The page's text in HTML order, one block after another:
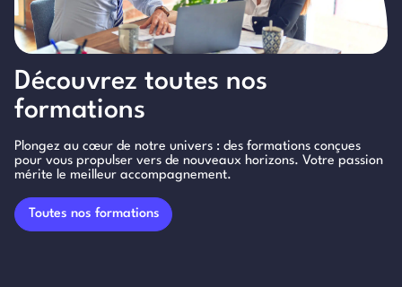
Découvrez toutes nos
formations
Plongez au cœur de notre univers : des formations conçues
pour vous propulser vers de nouveaux horizons. Votre passion
mérite le meilleur accompagnement.
Toutes nos formations